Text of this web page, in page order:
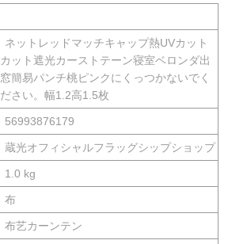
ネットレッドマッチキャップ熱UVカット
カット遮光カーストテーン寝室ベロンダ出
窓簡易パンチ桃ピンクにくっつかないでく
ださい。幅1.2高1.5枚
56993876179
蔵光オフィシャルフラッグシップショップ
1.0 kg
布
布艺カーンテン